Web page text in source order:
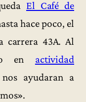
El Café de
hace poco, el
carrera 43A. Al
en actividad
ayudaran a